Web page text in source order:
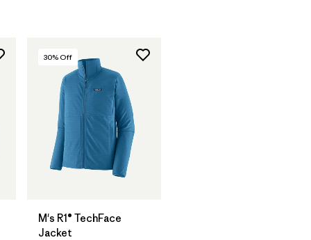
30% Off
M's R1® TechFace
Jacket